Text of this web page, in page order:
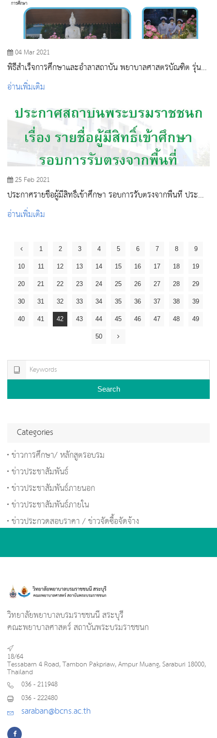
04 Mar 2021
พิธีสำเร็จการศึกษาและอำลาสถาบัน พยาบาลศาสตรบัณฑิต รุ่นที่
40
อ่านเพิ่มเติม
25 Feb 2021
ประกาศรายชื่อผู้มีสิทธิ์เข้าศึกษา รอบการรับตรงจากพื้นที่ ประจำ
ปีการศึกษา ๒๕๖๔
อ่านเพิ่มเติม
1 2 3 4 5 6 7 8 9
10 11 12 13 14 15 16 17 18 19
20 21 22 23 24 25 26 27 28 29
30 31 32 33 34 35 36 37 38 39
40 41 42 43 44 45 46 47 48 49
50
Search
Categories
ข่าวการศึกษา/ หลักสูตรอบรม
ข่าวประชาสัมพันธ์
ข่าวประชาสัมพันธ์ภายนอก
ข่าวประชาสัมพันธ์ภายใน
ข่าวประกวดสอบราคา / ข่าวจัดซื้อจัดจ้าง
วิทยาลัยพยาบาลบรมราชชนนี สระบุรี
คณะพยาบาลศาสตร์ สถาบันพระบรมราชชนก
18/64
Tessabarn 4 Road, Tambon Pakpriaw, Ampur Muang, Saraburi 18000,
Thailand
036 - 211948
036 - 222480
saraban@bcns.ac.th